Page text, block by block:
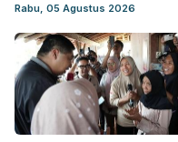
Rabu, 05 Agustus 2026